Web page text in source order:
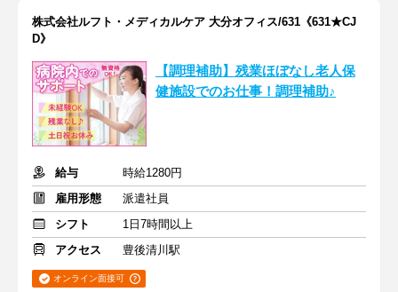
株式会社ルフト・メディカルケア 大分オフィス/631《631★CJ
D》
【調理補助】残業ほぼなし老人保
健施設でのお仕事！調理補助♪
給与
時給1280円
雇用形態
派遣社員
シフト
1日7時間以上
アクセス
豊後清川駅
オンライン面接可